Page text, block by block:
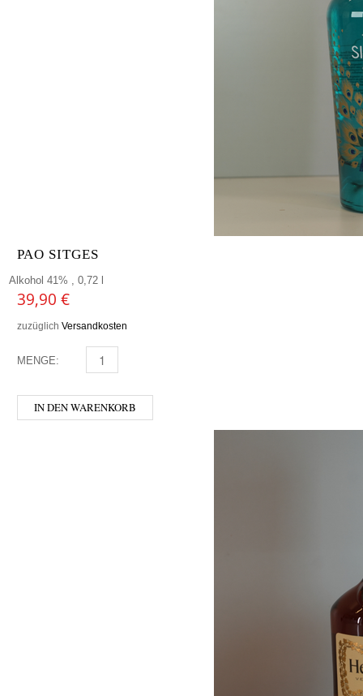
PAO SITGES
Alkohol 41% , 0,72 l
39,90 €
zuzüglich Versandkosten
MENGE: PAO SITGES MENGE
IN DEN WARENKORB